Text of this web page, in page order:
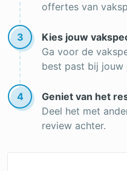
offertes van
3
Kies jouw
Ga voor de
best past bij jouw
4
Geniet van het
Deel het met
review achter.